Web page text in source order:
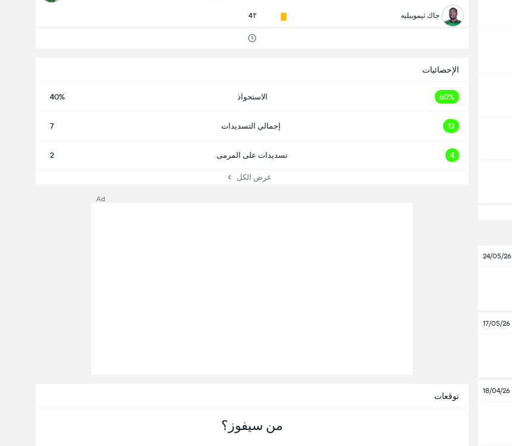
24/05/26
17/05/26
18/04/26
جاك ثيموبيليه 41'
الإحصائيات
60% الاستحواذ 40%
13 إجمالي التسديدات 7
4 تسديدات على المرمى 2
عرض الكل
توقعات
من سيفوز؟
Ad